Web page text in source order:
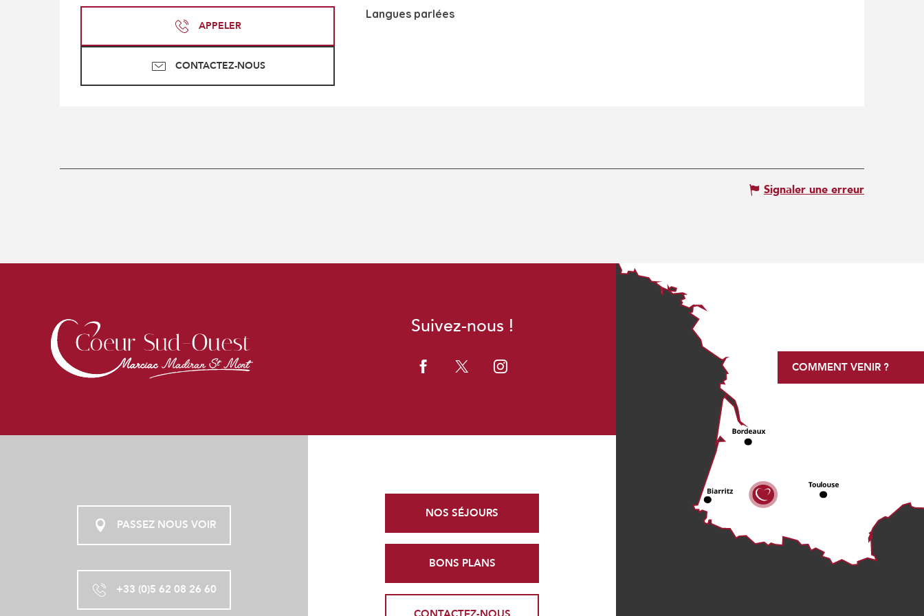
APPELER
CONTACTEZ-NOUS
Langues parlées
Langues parlées
Signaler une erreur
Suivez-nous !
PASSEZ NOUS VOIR
+33 (0)5 62 08 26 60
NOS SÉJOURS
BONS PLANS
COMMENT VENIR ?